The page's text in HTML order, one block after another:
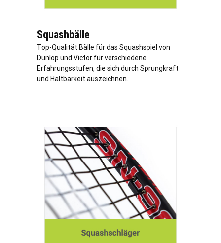
Squashbälle
Top-Qualität Bälle für das Squashspiel von
Dunlop und Victor für verschiedene
Erfahrungsstufen, die sich durch Sprungkraft
und Haltbarkeit auszeichnen.